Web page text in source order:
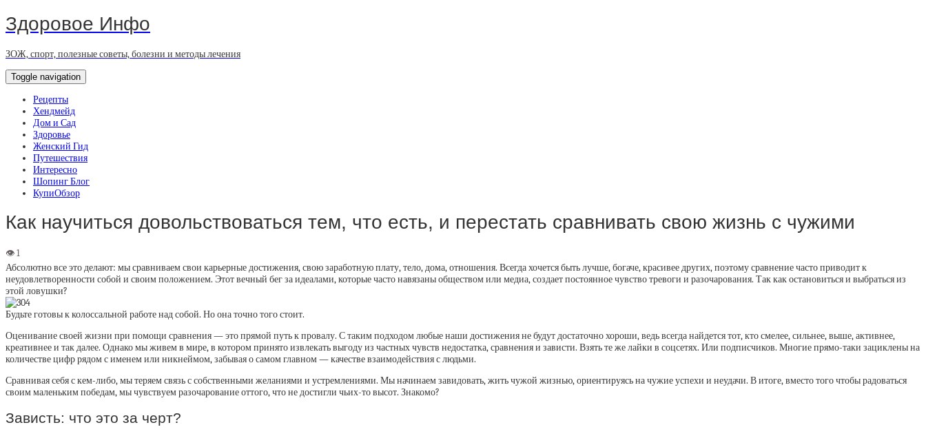
Здоровое Инфо
ЗОЖ, спорт, полезные советы, болезни и методы лечения
Toggle navigation
Рецепты
Хендмейд
Дом и Сад
Здоровье
Женский Гид
Путешествия
Интересно
Шопинг Блог
КупиОбзор
Как научиться довольствоваться тем, что есть, и перестать сравнивать свою жизнь с чужими
Абсолютно все это делают: мы сравниваем свои карьерные достижения, свою заработную плату, тело, дома, отношения. Всегда хочется быть лучше, богаче, красивее других, поэтому сравнение часто приводит к
неудовлетворенности собой и своим положением. Этот вечный бег за идеалами, которые часто навязаны обществом или медиа, создает постоянное чувство тревоги и разочарования. Так как остановиться и выбраться из
этой ловушки?
Будьте готовы к колоссальной работе над собой. Но она точно того стоит.
Оценивание своей жизни при помощи сравнения — это прямой путь к провалу. С таким подходом любые наши достижения не будут достаточно хороши, ведь всегда найдется тот, кто смелее, сильнее, выше, активнее,
креативнее и так далее. Однако мы живем в мире, в котором принято извлекать выгоду из частных чувств недостатка, сравнения и зависти. Взять те же лайки в соцсетях. Или подписчиков. Многие прямо-таки зациклены на
количестве цифр рядом с именем или никнеймом, забывая о самом главном — качестве взаимодействия с людьми.
Сравнивая себя с кем-либо, мы теряем связь с собственными желаниями и устремлениями. Мы начинаем завидовать, жить чужой жизнью, ориентируясь на чужие успехи и неудачи. В итоге, вместо того чтобы радоваться
своим маленьким победам, мы чувствуем разочарование оттого, что не достигли чьих-то высот. Знакомо?
Зависть: что это за черт?